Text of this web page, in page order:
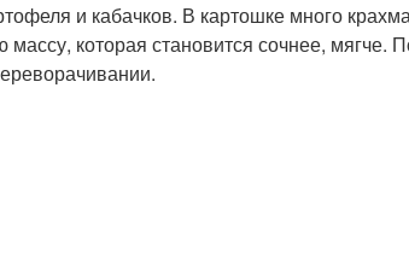
и кабачков. В картошке много
которая становится сочнее, мягче.